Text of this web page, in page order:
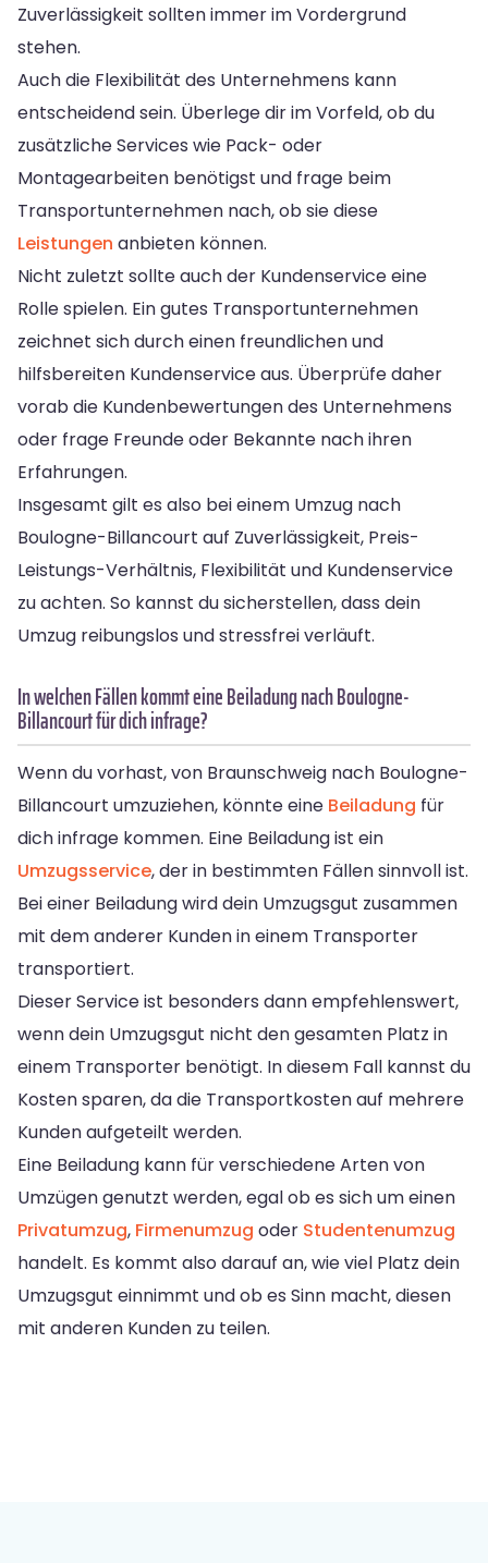
Zuverlässigkeit sollten immer im Vordergrund
stehen.
Auch die Flexibilität des Unternehmens kann
entscheidend sein. Überlege dir im Vorfeld, ob du
zusätzliche Services wie Pack- oder
Montagearbeiten benötigst und frage beim
Transportunternehmen nach, ob sie diese
Leistungen anbieten können.
Nicht zuletzt sollte auch der Kundenservice eine
Rolle spielen. Ein gutes Transportunternehmen
zeichnet sich durch einen freundlichen und
hilfsbereiten Kundenservice aus. Überprüfe daher
vorab die Kundenbewertungen des Unternehmens
oder frage Freunde oder Bekannte nach ihren
Erfahrungen.
Insgesamt gilt es also bei einem Umzug nach
Boulogne-Billancourt auf Zuverlässigkeit, Preis-
Leistungs-Verhältnis, Flexibilität und Kundenservice
zu achten. So kannst du sicherstellen, dass dein
Umzug reibungslos und stressfrei verläuft.
In welchen Fällen kommt eine Beiladung nach Boulogne-
Billancourt für dich infrage?
Wenn du vorhast, von Braunschweig nach Boulogne-
Billancourt umzuziehen, könnte eine Beiladung für
dich infrage kommen. Eine Beiladung ist ein
Umzugsservice, der in bestimmten Fällen sinnvoll ist.
Bei einer Beiladung wird dein Umzugsgut zusammen
mit dem anderer Kunden in einem Transporter
transportiert.
Dieser Service ist besonders dann empfehlenswert,
wenn dein Umzugsgut nicht den gesamten Platz in
einem Transporter benötigt. In diesem Fall kannst du
Kosten sparen, da die Transportkosten auf mehrere
Kunden aufgeteilt werden.
Eine Beiladung kann für verschiedene Arten von
Umzügen genutzt werden, egal ob es sich um einen
Privatumzug, Firmenumzug oder Studentenumzug
handelt. Es kommt also darauf an, wie viel Platz dein
Umzugsgut einnimmt und ob es Sinn macht, diesen
mit anderen Kunden zu teilen.